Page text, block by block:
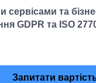
та
GDPR та ISO
Запитати